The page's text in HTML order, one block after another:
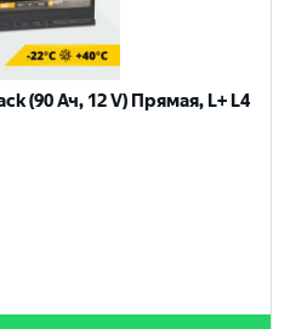
(90 Ач, 12 V) Прямая, L+ L4